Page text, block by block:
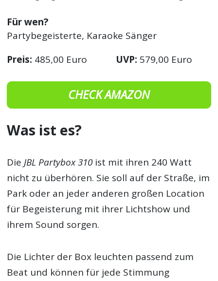
Für wen?
Partybegeisterte, Karaoke Sänger
Preis: 485,00 Euro UVP: 579,00 Euro
CHECK AMAZON
Was ist es?
DieJBL Partybox 310ist mit ihren 240 Watt
nicht zu überhören. Sie soll auf der Straße, im
Park oder an jeder anderen großen Location
für Begeisterung mit ihrer Lichtshow und
ihrem Sound sorgen.
Die Lichter der Box leuchten passend zum
Beat und können für jede Stimmung